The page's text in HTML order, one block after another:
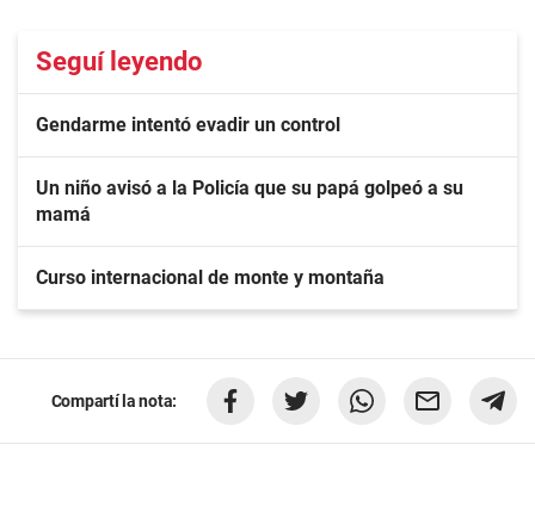
Seguí leyendo
Gendarme intentó evadir un control
Un niño avisó a la Policía que su papá golpeó a su
mamá
Curso internacional de monte y montaña
Compartí la nota: